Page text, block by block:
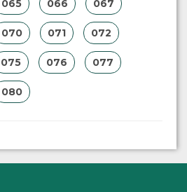
065 066 067
070 071 072
075 076 077
080